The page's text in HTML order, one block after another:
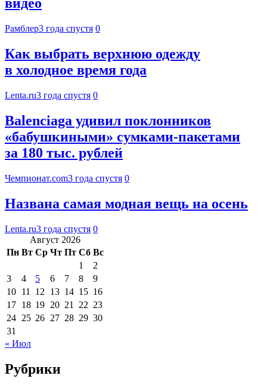
видео
Рамблер3 года спустя 0
Как выбрать верхнюю одежду
в холодное время года
Lenta.ru3 года спустя 0
Balenciaga удивил поклонников
«бабушкиными» сумками-пакетами
за 180 тыс. рублей
Чемпионат.com3 года спустя 0
Названа самая модная вещь на осень
Lenta.ru3 года спустя 0
Август 2026
Пн Вт Ср Чт Пт Сб Вс
1
2
3
4 5 6 7 8
9
10 11 12 13 14 15 16
17 18 19 20 21 22 23
24 25 26 27 28 29 30
31
« Июл
Рубрики